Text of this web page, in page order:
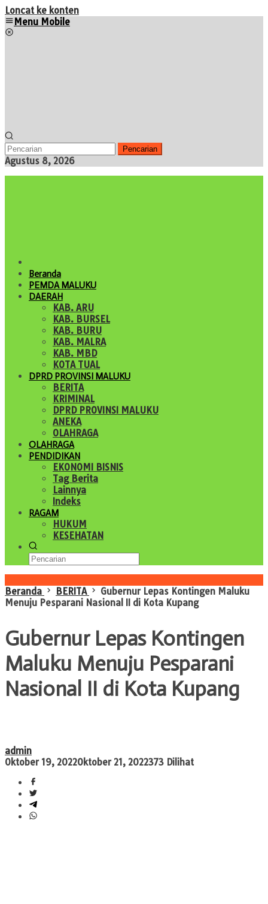
Loncat ke konten
Menu Mobile
Pencarian
Agustus 8, 2026
Beranda
PEMDA MALUKU
DAERAH
KAB. ARU
KAB. BURSEL
KAB. BURU
KAB. MALRA
KAB. MBD
KOTA TUAL
DPRD PROVINSI MALUKU
BERITA
KRIMINAL
DPRD PROVINSI MALUKU
ANEKA
OLAHRAGA
OLAHRAGA
PENDIDIKAN
EKONOMI BISNIS
Tag Berita
Lainnya
Indeks
RAGAM
HUKUM
KESEHATAN
Beranda
BERITA
Gubernur Lepas Kontingen Maluku
Menuju Pesparani Nasional II di Kota Kupang
Gubernur Lepas Kontingen
Maluku Menuju Pesparani
Nasional II di Kota Kupang
admin
Oktober 19, 2022Oktober 21, 2022373 Dilihat